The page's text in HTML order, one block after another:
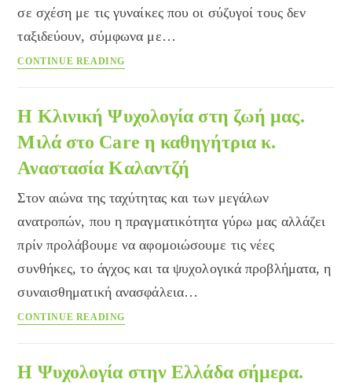
σε σχέση με τις γυναίκες που οι σύζυγοί τους δεν
ταξιδεύουν, σύμφωνα με…
CONTINUE READING
επιδρούν
αρνητικά
στην
ψυχολογία
συζύγου
Η Κλινική Ψυχολογία στη ζωή μας.
Μιλά στο Care η καθηγήτρια κ.
Αναστασία Καλαντζή
Στον αιώνα της ταχύτητας και των μεγάλων
ανατροπών, που η πραγματικότητα γύρω μας αλλάζει
πρίν προλάβουμε να αφομοιώσουμε τις νέες
συνθήκες, το άγχος και τα ψυχολογικά προβλήματα, η
συναισθηματική ανασφάλεια…
CONTINUE READING
στη
Η Ψυχολογία στην Ελλάδα σήμερα.